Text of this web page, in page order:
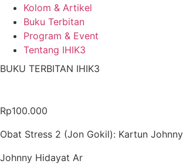
Kolom & Artikel
Buku Terbitan
Program & Event
Tentang IHIK3
BUKU TERBITAN IHIK3
Rp100.000
Obat Stress 2 (Jon Gokil): Kartun
Johnny Hidayat Ar